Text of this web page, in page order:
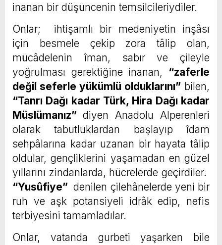
inanan bir düşüncenin temsilcileriydiler.
Onlar; ihtişamlı bir medeniyetin inşâsı
için besmele çekip zora tâlip olan,
mücâdelenin îman, sabır ve çileyle
yoğrulması gerektiğine inanan, “zaferle
değil seferle yükümlü olduklarını” bilen,
“Tanrı Dağı kadar Türk, Hira Dağı kadar
Müslümanız” diyen Anadolu Alperenleri
olarak tabutluklardan başlayıp îdam
sehpâlarına kadar uzanan bir hayata tâlip
oldular, gençliklerini yaşamadan en güzel
yıllarını zindanlarda, hücrelerde geçirdiler.
“Yusûfiye” denilen çilehânelerde yeni bir
ruh ve aşk potansiyeli idrâk edip, nefis
terbiyesini tamamladılar.
Onlar, vatanda gurbeti yaşarken bile